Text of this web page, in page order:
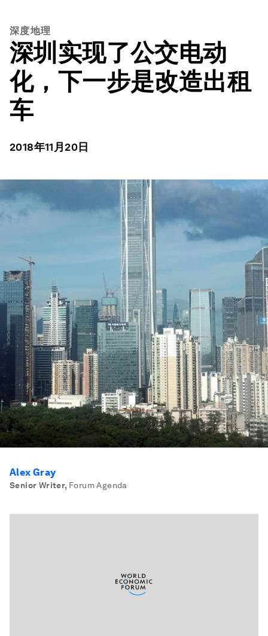
深度地理
深圳实现了公交电动
化，下一步是改造出租
车
2018年11月20日
Alex Gray
Senior Writer, Forum Agenda